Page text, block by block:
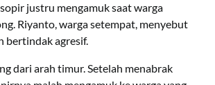
justru mengamuk saat warga
Riyanto, warga setempat, menyebut
bertindak agresif.
dari arah timur. Setelah menabrak